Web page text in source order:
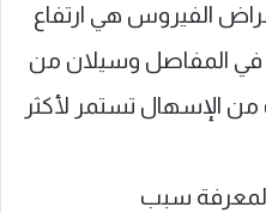
الفيروس هي ارتفاع
في المفاصل وسيلان من
من الإسهال تستمر لأكثر
لمعرفة سبب